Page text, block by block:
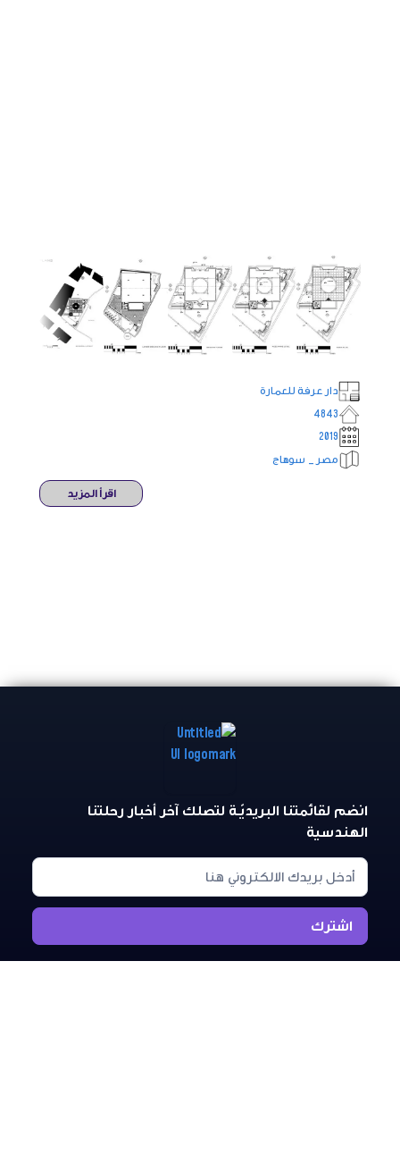
دار عرفة للعمارة
4843
2019
مصر _ سوهاج
اقرأ المزيد
انضم لقائمتنا البريديّـة لتصلك آخر أخبار رحلتنا
الهندسية